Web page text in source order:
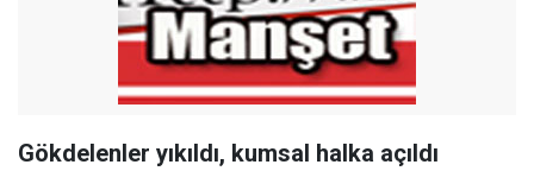
Gökdelenler yıkıldı, kumsal halka açıldı